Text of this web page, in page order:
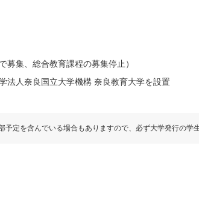
集、総合教育課程の募集停止）
法人奈良国立大学機構 奈良教育大学を設置
定を含んでいる場合もありますので、必ず大学発行の学